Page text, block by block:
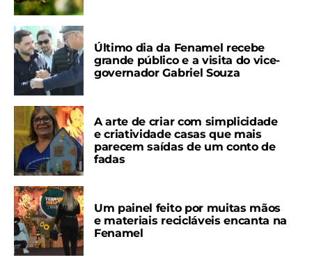
Último dia da Fenamel recebe
grande público e a visita do vice-
governador Gabriel Souza
A arte de criar com simplicidade
e criatividade casas que mais
parecem saídas de um conto de
fadas
Um painel feito por muitas mãos
e materiais recicláveis encanta na
Fenamel